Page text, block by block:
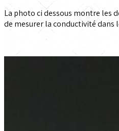
La photo ci dessous montre les
de mesurer la conductivité dans